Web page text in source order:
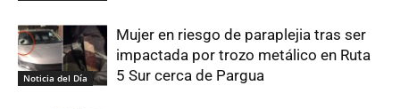
Noticia del Día
Mujer en riesgo de paraplejia tras ser
impactada por trozo metálico en Ruta
5 Sur cerca de Pargua